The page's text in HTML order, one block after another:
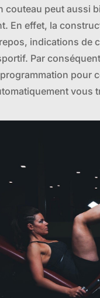
couteau peut aussi
En effet, la
indications de
Par
pour
vous